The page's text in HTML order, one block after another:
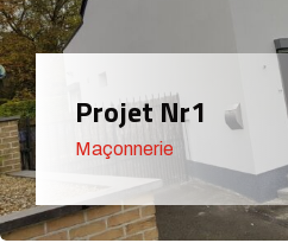
Projet Nr1
Maçonnerie